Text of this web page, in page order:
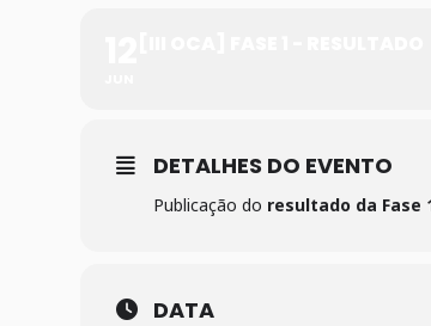
DETALHES DO EVENTO
Publicação do resultado da Fase
DATA